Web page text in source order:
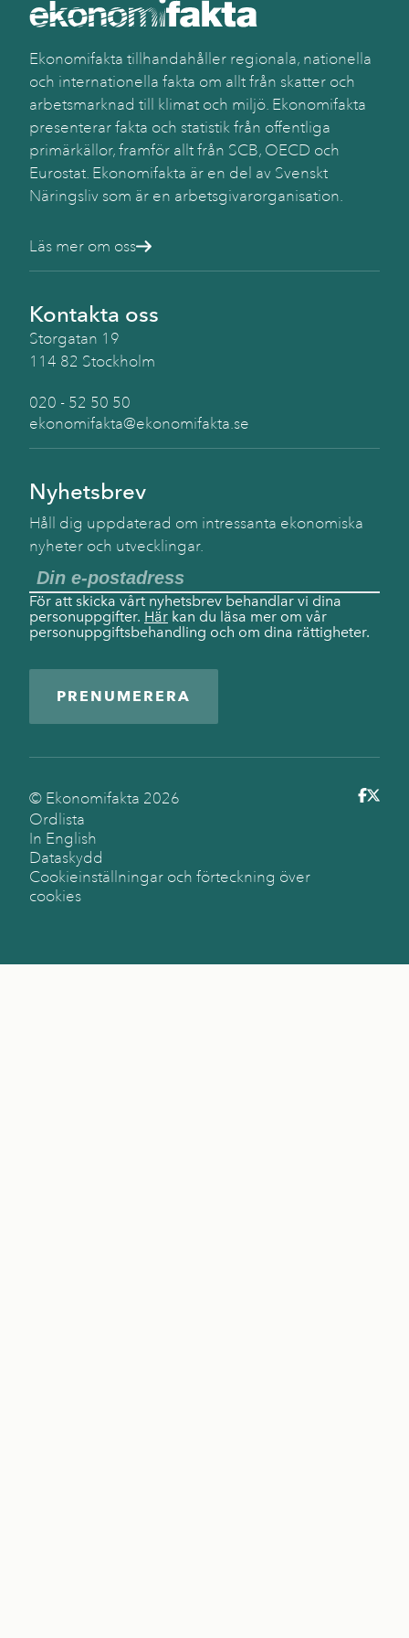
Ekonomifakta tillhandahåller regionala, nationella
och internationella fakta om allt från skatter och
arbetsmarknad till klimat och miljö. Ekonomifakta
presenterar fakta och statistik från offentliga
primärkällor, framför allt från SCB, OECD och
Eurostat. Ekonomifakta är en del av Svenskt
Näringsliv som är en arbetsgivarorganisation.
Läs mer om oss
Kontakta oss
Storgatan 19
114 82 Stockholm
020 - 52 50 50
ekonomifakta@ekonomifakta.se
Nyhetsbrev
Håll dig uppdaterad om intressanta ekonomiska
nyheter och utvecklingar.
För att skicka vårt nyhetsbrev behandlar vi dina
personuppgifter. Här kan du läsa mer om vår
personuppgiftsbehandling och om dina rättigheter.
PRENUMERERA
© Ekonomifakta 2026
Ordlista
In English
Dataskydd
Cookieinställningar och förteckning över
cookies